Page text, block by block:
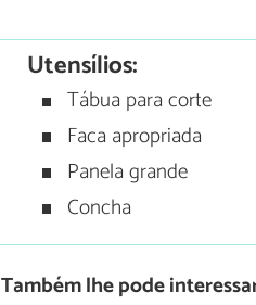
Utensílios:
Tábua para corte
Faca apropriada
Panela grande
Concha
Também lhe pode